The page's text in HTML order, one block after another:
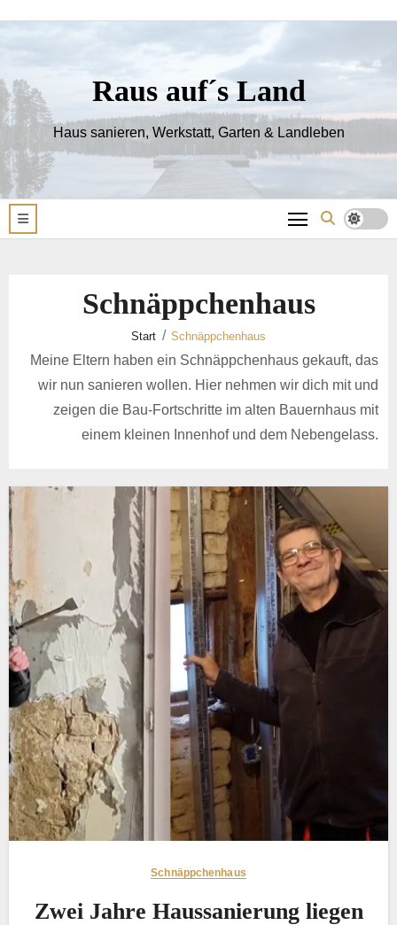
Raus auf´s Land
Haus sanieren, Werkstatt, Garten & Landleben
Schnäppchenhaus
Start Schnäppchenhaus
Meine Eltern haben ein Schnäppchenhaus gekauft, das
wir nun sanieren wollen. Hier nehmen wir dich mit und
zeigen die Bau-Fortschritte im alten Bauernhaus mit
einem kleinen Innenhof und dem Nebengelass.
Schnäppchenhaus
Zwei Jahre Haussanierung liegen